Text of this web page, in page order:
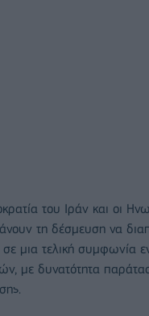
του Ιράν και οι
τη δέσμευση να
μια τελική συμφωνία
με δυνατότητα